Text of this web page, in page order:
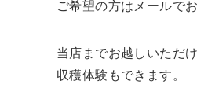
ご希望の方はメールで
当店までお越しいただ
収穫体験もできます。